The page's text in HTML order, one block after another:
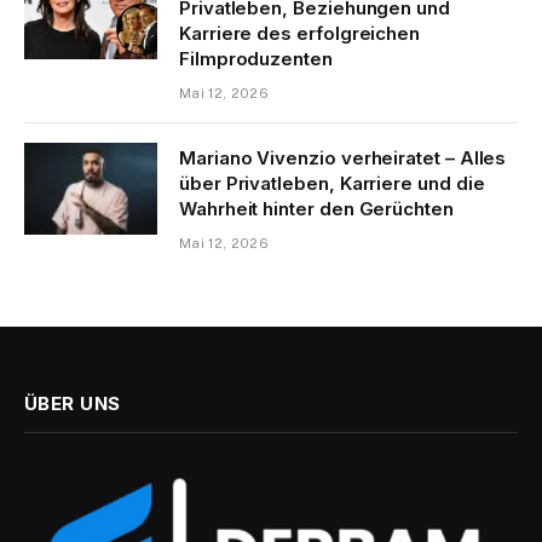
Privatleben, Beziehungen und
Karriere des erfolgreichen
Filmproduzenten
Mai 12, 2026
Mariano Vivenzio verheiratet – Alles
über Privatleben, Karriere und die
Wahrheit hinter den Gerüchten
Mai 12, 2026
ÜBER UNS